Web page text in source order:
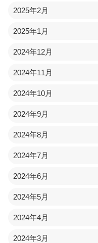
2025年2月
2025年1月
2024年12月
2024年11月
2024年10月
2024年9月
2024年8月
2024年7月
2024年6月
2024年5月
2024年4月
2024年3月